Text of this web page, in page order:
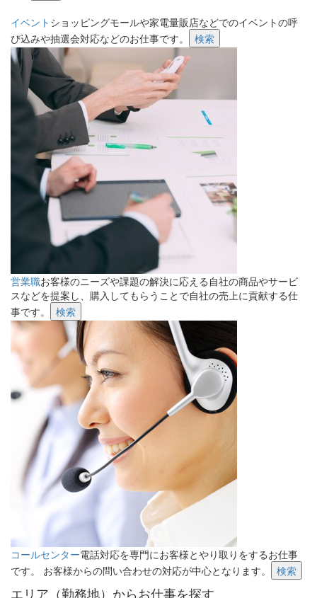
イベント ショッピングモールや家電量販店などでのイベントの呼
び込みや抽選会対応などのお仕事です。
検索
営業職お客様のニーズや課題の解決に応える自社の商品やサービ
スなどを提案し、購入してもらうことで自社の売上に貢献する仕
事です。
検索
コールセンター電話対応を専門にお客様とやり取りをするお仕事
です。 お客様からの問い合わせの対応が中心となります。
検索
エリア（勤務地）からお仕事を探す